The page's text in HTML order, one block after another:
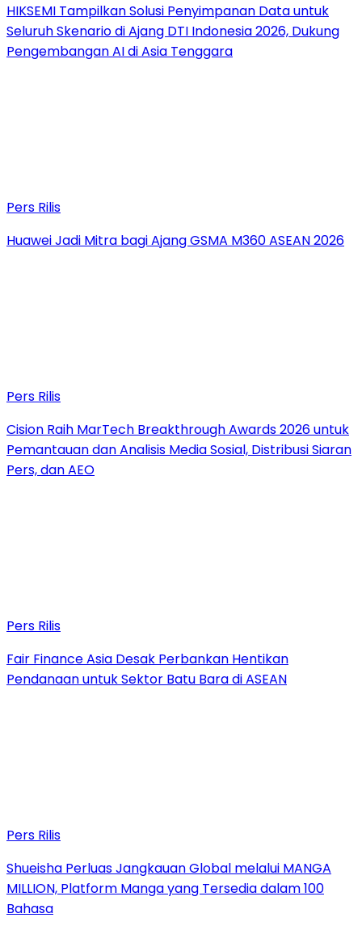
HIKSEMI Tampilkan Solusi Penyimpanan Data untuk
Seluruh Skenario di Ajang DTI Indonesia 2026, Dukung
Pengembangan AI di Asia Tenggara
Pers Rilis
Huawei Jadi Mitra bagi Ajang GSMA M360 ASEAN 2026
Pers Rilis
Cision Raih MarTech Breakthrough Awards 2026 untuk
Pemantauan dan Analisis Media Sosial, Distribusi Siaran
Pers, dan AEO
Pers Rilis
Fair Finance Asia Desak Perbankan Hentikan
Pendanaan untuk Sektor Batu Bara di ASEAN
Pers Rilis
Shueisha Perluas Jangkauan Global melalui MANGA
MILLION, Platform Manga yang Tersedia dalam 100
Bahasa